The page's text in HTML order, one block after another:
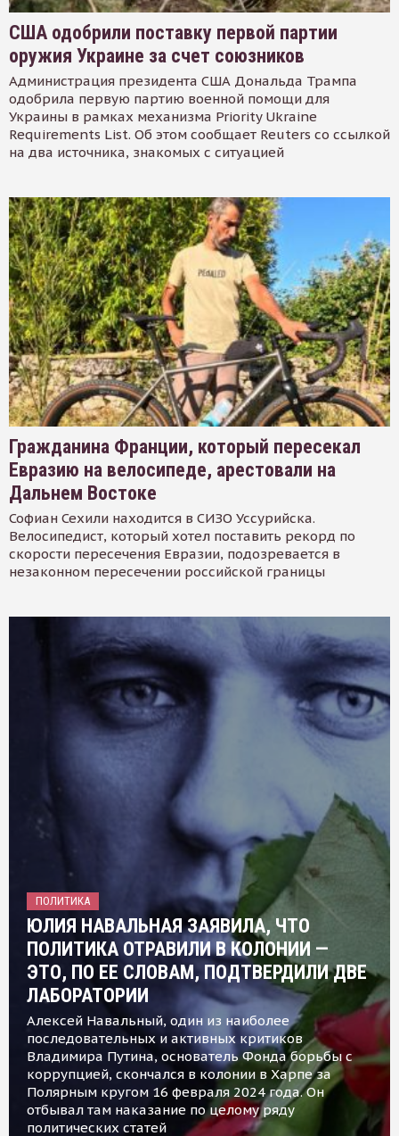
США одобрили поставку первой партии
оружия Украине за счет союзников
Администрация президента США Дональда Трампа
одобрила первую партию военной помощи для
Украины в рамках механизма Priority Ukraine
Requirements List. Об этом сообщает Reuters со ссылкой
на два источника, знакомых с ситуацией
Гражданина Франции, который пересекал
Евразию на велосипеде, арестовали на
Дальнем Востоке
Софиан Сехили находится в СИЗО Уссурийска.
Велосипедист, который хотел поставить рекорд по
скорости пересечения Евразии, подозревается в
незаконном пересечении российской границы
ПОЛИТИКА
ЮЛИЯ НАВАЛЬНАЯ ЗАЯВИЛА, ЧТО
ПОЛИТИКА ОТРАВИЛИ В КОЛОНИИ —
ЭТО, ПО ЕЕ СЛОВАМ, ПОДТВЕРДИЛИ ДВЕ
ЛАБОРАТОРИИ
Алексей Навальный, один из наиболее
последовательных и активных критиков
Владимира Путина, основатель Фонда борьбы с
коррупцией, скончался в колонии в Харпе за
Полярным кругом 16 февраля 2024 года. Он
отбывал там наказание по целому ряду
политических статей